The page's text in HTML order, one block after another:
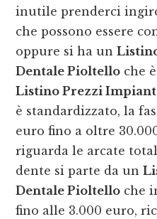
inutile prenderci
che possono essere
oppure si ha un
Dentale Pioltello che
Listino Prezzi
è standardizzato, la
euro fino a oltre
riguarda le arcate
dente si parte da un
Dentale Pioltello che
fino alle 3.000 euro,